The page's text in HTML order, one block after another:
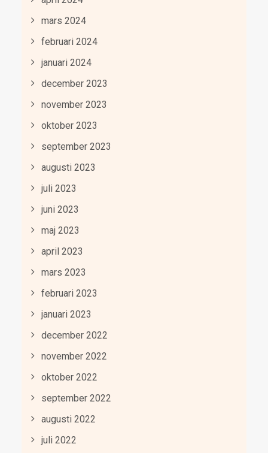
mars 2024
februari 2024
januari 2024
december 2023
november 2023
oktober 2023
september 2023
augusti 2023
juli 2023
juni 2023
maj 2023
april 2023
mars 2023
februari 2023
januari 2023
december 2022
november 2022
oktober 2022
september 2022
augusti 2022
juli 2022